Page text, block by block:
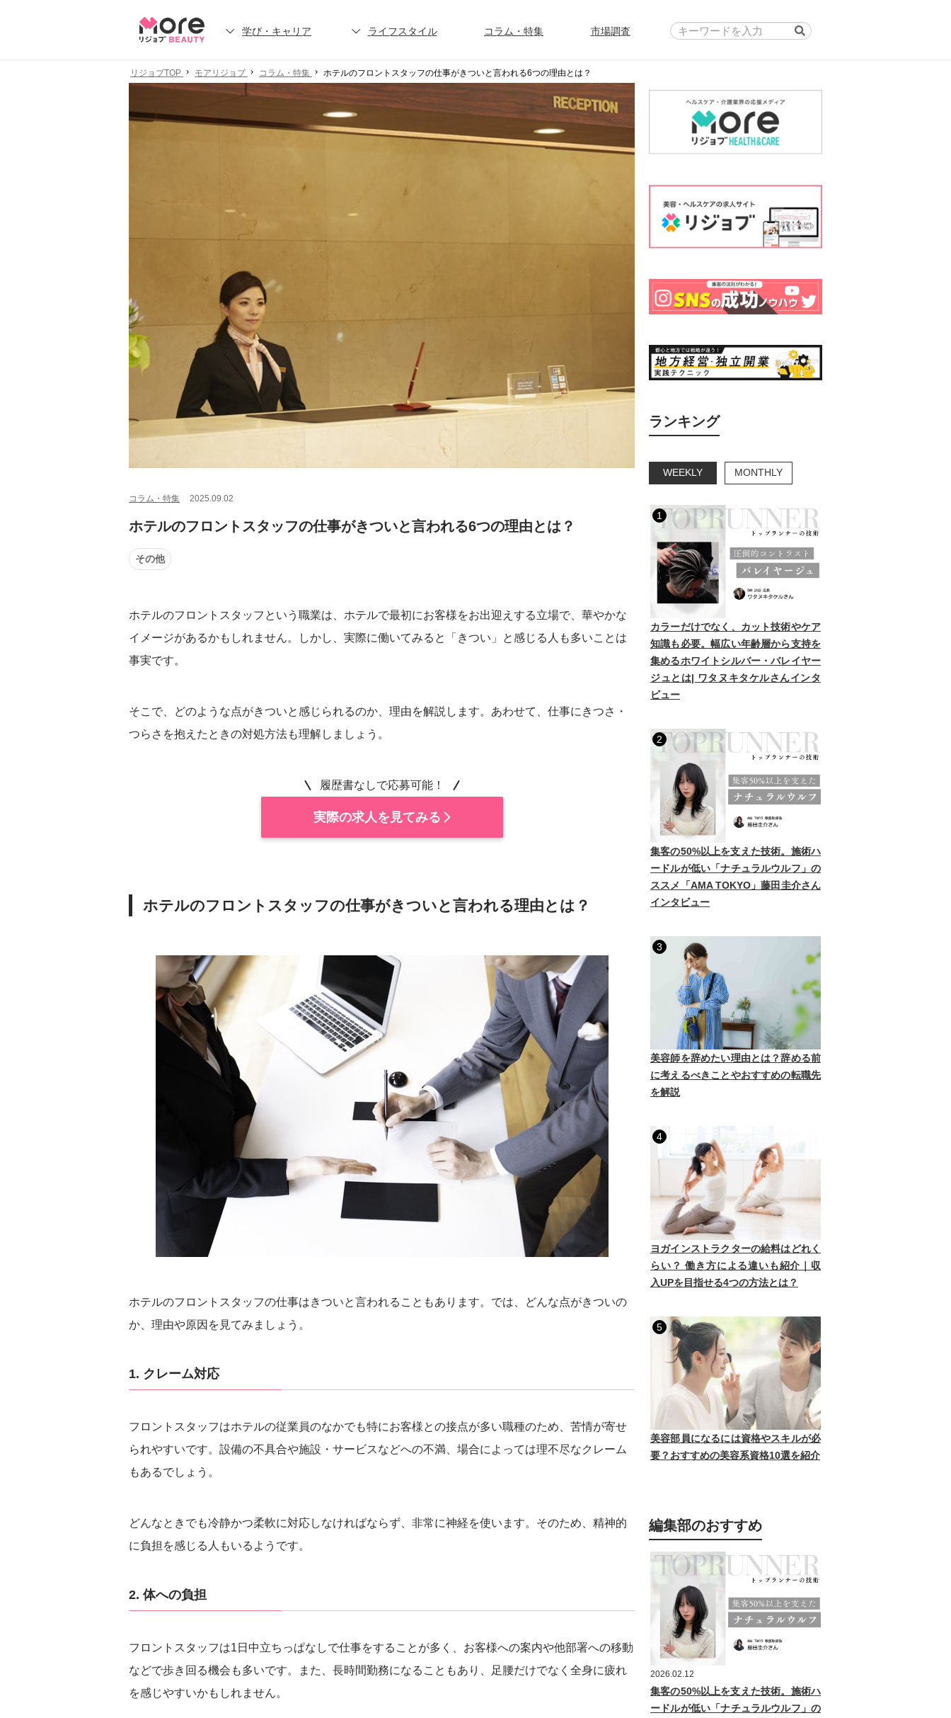
学び・キャリア ライフスタイル コラム・特集 市場調査
リジョブTOP モアリジョブ コラム・特集 ホテルのフロントスタッフの仕事がきついと言われる6つの理由とは？
コラム・特集 2025.09.02
ホテルのフロントスタッフの仕事がきついと言われる6つの理由とは？
その他
ホテルのフロントスタッフという職業は、ホテルで最初にお客様をお出迎えする立場で、華やかな
イメージがあるかもしれません。しかし、実際に働いてみると「きつい」と感じる人も多いことは
事実です。
そこで、どのような点がきついと感じられるのか、理由を解説します。あわせて、仕事にきつさ・
つらさを抱えたときの対処方法も理解しましょう。
履歴書なしで応募可能！
実際の求人を見てみる
ホテルのフロントスタッフの仕事がきついと言われる理由とは？
ホテルのフロントスタッフの仕事はきついと言われることもあります。では、どんな点がきついの
か、理由や原因を見てみましょう。
1. クレーム対応
フロントスタッフはホテルの従業員のなかでも特にお客様との接点が多い職種のため、苦情が寄せ
られやすいです。設備の不具合や施設・サービスなどへの不満、場合によっては理不尽なクレーム
もあるでしょう。
どんなときでも冷静かつ柔軟に対応しなければならず、非常に神経を使います。そのため、精神的
に負担を感じる人もいるようです。
2. 体への負担
フロントスタッフは1日中立ちっぱなしで仕事をすることが多く、お客様への案内や他部署への移動
などで歩き回る機会も多いです。また、長時間勤務になることもあり、足腰だけでなく全身に疲れ
を感じやすいかもしれません。
ランキング
WEEKLY MONTHLY
1
カラーだけでなく、カット技術やケア
知識も必要。幅広い年齢層から支持を
集めるホワイトシルバー・バレイヤー
ジュとは| ワタヌキタケルさんインタ
ビュー
2
集客の50%以上を支えた技術。施術ハ
ードルが低い「ナチュラルウルフ」の
ススメ「AMA TOKYO」藤田圭介さん
インタビュー
3
美容師を辞めたい理由とは？辞める前
に考えるべきことやおすすめの転職先
を解説
4
ヨガインストラクターの給料はどれく
らい？ 働き方による違いも紹介｜収
入UPを目指せる4つの方法とは？
5
美容部員になるには資格やスキルが必
要？おすすめの美容系資格10選を紹介
編集部のおすすめ
2026.02.12
集客の50%以上を支えた技術。施術ハ
ードルが低い「ナチュラルウルフ」の